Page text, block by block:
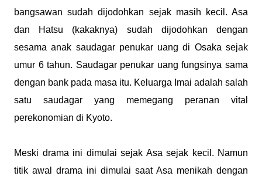
bangsawan sudah dijodohkan sejak masih kecil. Asa
dan Hatsu (kakaknya) sudah dijodohkan dengan
sesama anak saudagar penukar uang di Osaka sejak
umur 6 tahun. Saudagar penukar uang fungsinya sama
dengan bank pada masa itu. Keluarga Imai adalah salah
satu saudagar yang memegang peranan vital
perekonomian di Kyoto.
Meski drama ini dimulai sejak Asa sejak kecil. Namun
titik awal drama ini dimulai saat Asa menikah dengan